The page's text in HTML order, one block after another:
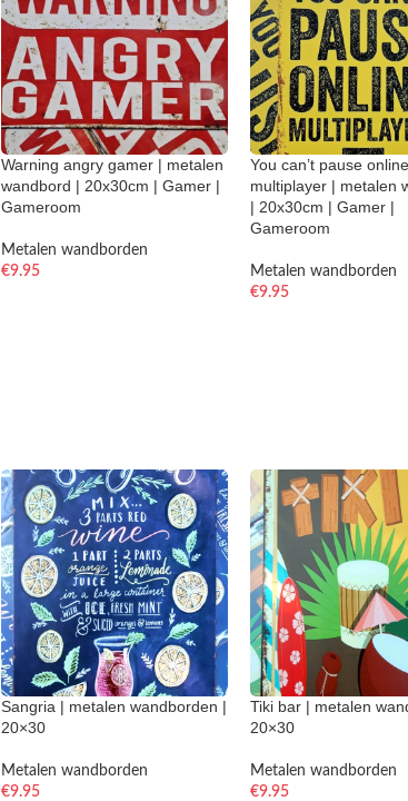
Warning angry gamer | metalen
wandbord | 20x30cm | Gamer |
Gameroom
Metalen wandborden
€9.95
You can’t pause online
multiplayer | metalen
| 20x30cm | Gamer |
Gameroom
Metalen wandborden
€9.95
Sangria | metalen wandborden |
20×30
Metalen wandborden
€9.95
Tiki bar | metalen
20×30
Metalen wandborden
€9.95